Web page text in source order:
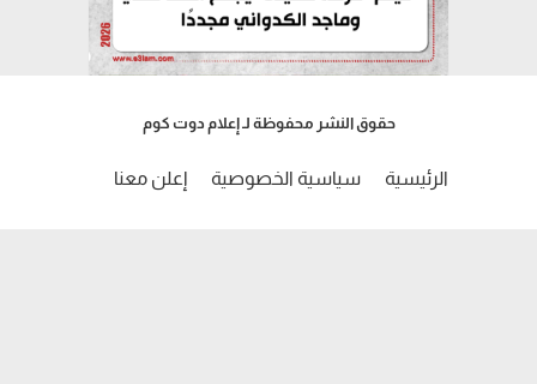
حقوق النشر محفوظة لـ إعلام دوت كوم
الرئيسية سياسية الخصوصية إعلن معنا